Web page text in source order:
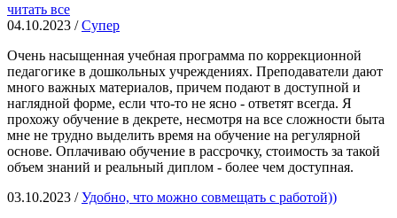
читать все
04.10.2023 /Супер
Очень насыщенная учебная программа по коррекционной
педагогике в дошкольных учреждениях. Преподаватели дают
много важных материалов, причем подают в доступной и
наглядной форме, если что-то не ясно - ответят всегда. Я
прохожу обучение в декрете, несмотря на все сложности быта
мне не трудно выделить время на обучение на регулярной
основе. Оплачиваю обучение в рассрочку, стоимость за такой
объем знаний и реальный диплом - более чем доступная.
03.10.2023 /Удобно, что можно совмещать с работой))